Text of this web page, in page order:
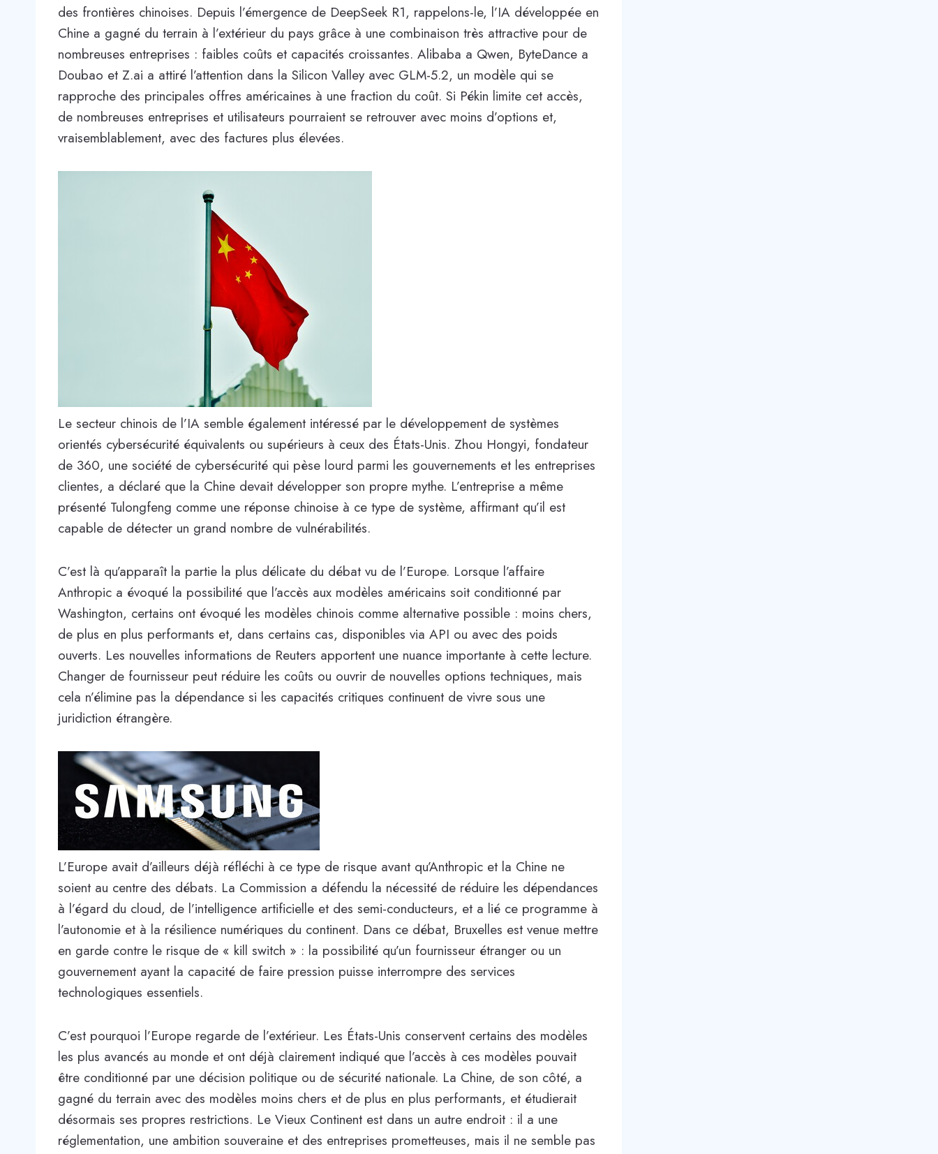
des frontières chinoises. Depuis l’émergence de DeepSeek R1, rappelons-le, l’IA développée en
Chine a gagné du terrain à l’extérieur du pays grâce à une combinaison très attractive pour de
nombreuses entreprises : faibles coûts et capacités croissantes. Alibaba a Qwen, ByteDance a
Doubao et Z.ai a attiré l’attention dans la Silicon Valley avec GLM-5.2, un modèle qui se
rapproche des principales offres américaines à une fraction du coût. Si Pékin limite cet accès,
de nombreuses entreprises et utilisateurs pourraient se retrouver avec moins d’options et,
vraisemblablement, avec des factures plus élevées.
Le secteur chinois de l’IA semble également intéressé par le développement de systèmes
orientés cybersécurité équivalents ou supérieurs à ceux des États-Unis. Zhou Hongyi, fondateur
de 360, une société de cybersécurité qui pèse lourd parmi les gouvernements et les entreprises
clientes, a déclaré que la Chine devait développer son propre mythe. L’entreprise a même
présenté Tulongfeng comme une réponse chinoise à ce type de système, affirmant qu’il est
capable de détecter un grand nombre de vulnérabilités.
C’est là qu’apparaît la partie la plus délicate du débat vu de l’Europe. Lorsque l’affaire
Anthropic a évoqué la possibilité que l’accès aux modèles américains soit conditionné par
Washington, certains ont évoqué les modèles chinois comme alternative possible : moins chers,
de plus en plus performants et, dans certains cas, disponibles via API ou avec des poids
ouverts. Les nouvelles informations de Reuters apportent une nuance importante à cette lecture.
Changer de fournisseur peut réduire les coûts ou ouvrir de nouvelles options techniques, mais
cela n’élimine pas la dépendance si les capacités critiques continuent de vivre sous une
juridiction étrangère.
L’Europe avait d’ailleurs déjà réfléchi à ce type de risque avant qu’Anthropic et la Chine ne
soient au centre des débats. La Commission a défendu la nécessité de réduire les dépendances
à l’égard du cloud, de l’intelligence artificielle et des semi-conducteurs, et a lié ce programme à
l’autonomie et à la résilience numériques du continent. Dans ce débat, Bruxelles est venue mettre
en garde contre le risque de « kill switch » : la possibilité qu’un fournisseur étranger ou un
gouvernement ayant la capacité de faire pression puisse interrompre des services
technologiques essentiels.
C’est pourquoi l’Europe regarde de l’extérieur. Les États-Unis conservent certains des modèles
les plus avancés au monde et ont déjà clairement indiqué que l’accès à ces modèles pouvait
être conditionné par une décision politique ou de sécurité nationale. La Chine, de son côté, a
gagné du terrain avec des modèles moins chers et de plus en plus performants, et étudierait
désormais ses propres restrictions. Le Vieux Continent est dans un autre endroit : il a une
réglementation, une ambition souveraine et des entreprises prometteuses, mais il ne semble pas